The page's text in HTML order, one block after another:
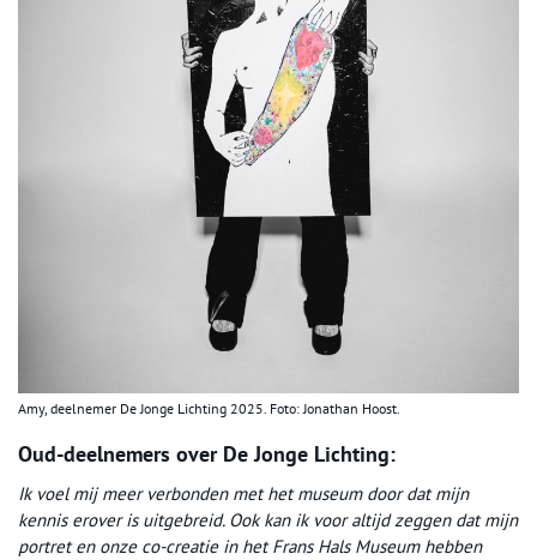
Amy, deelnemer De Jonge Lichting 2025. Foto: Jonathan Hoost.
Oud-deelnemers over De Jonge Lichting:
Ik voel mij meer verbonden met het museum door dat mijn
kennis erover is uitgebreid. Ook kan ik voor altijd zeggen dat mijn
portret en onze co-creatie in het Frans Hals Museum hebben